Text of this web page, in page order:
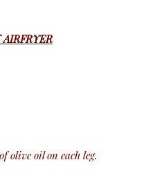
olive oil on each leg.